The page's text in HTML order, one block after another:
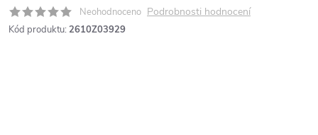
Neohodnoceno Podrobnosti hodnocení
Kód produktu: 2610Z03929